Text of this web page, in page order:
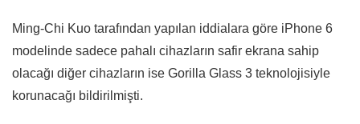
Ming-Chi Kuo tarafından yapılan iddialara göre iPhone 6
modelinde sadece pahalı cihazların safir ekrana sahip
olacağı diğer cihazların ise Gorilla Glass 3 teknolojisiyle
korunacağı bildirilmişti.